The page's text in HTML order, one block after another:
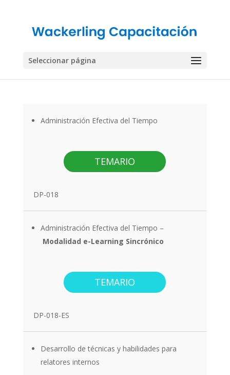
Seleccionar página
Administración Efectiva del Tiempo
TEMARIO
DP-018
Administración Efectiva del Tiempo –
Modalidad e-Learning Sincrónico
TEMARIO
DP-018-ES
Desarrollo de técnicas y habilidades para
relatores internos